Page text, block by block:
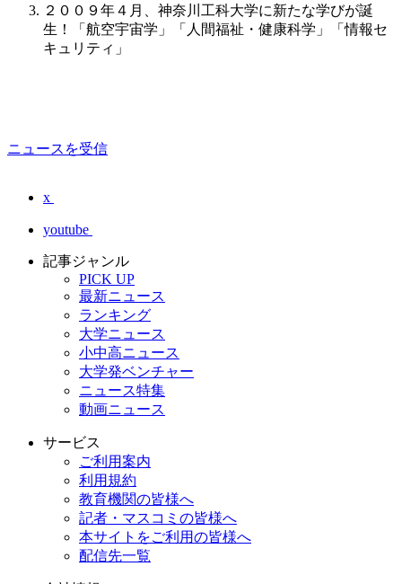
２００９年４月、神奈川工科大学に新たな学びが誕
生！「航空宇宙学」「人間福祉・健康科学」「情報セ
キュリティ」
ニュースを受信
x
youtube
記事ジャンル
PICK UP
最新ニュース
ランキング
大学ニュース
小中高ニュース
大学発ベンチャー
ニュース特集
動画ニュース
サービス
ご利用案内
利用規約
教育機関の皆様へ
記者・マスコミの皆様へ
本サイトをご利用の皆様へ
配信先一覧